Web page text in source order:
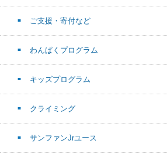
ご支援・寄付など
わんぱくプログラム
キッズプログラム
クライミング
サンファンJrユース